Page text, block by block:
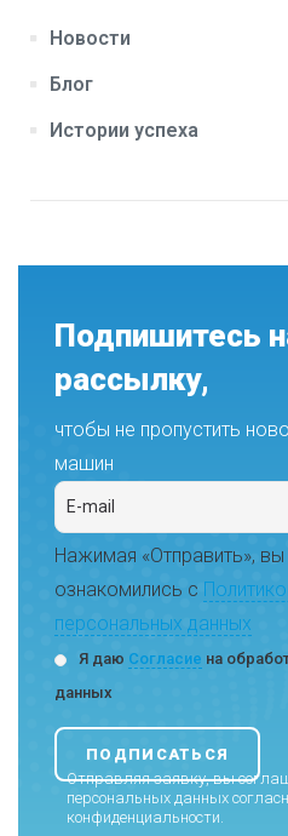
Новости
Блог
Истории успеха
Подпишитесь
рассылку,
чтобы не пропустить
машин
Нажимая «Отправить»,
ознакомились с
персональных данных
Я даю Согласие на
данных
Отправляя заявку, вы
персональных данных
конфиденциальности.